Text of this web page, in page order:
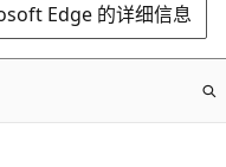
Edge 的详细信息